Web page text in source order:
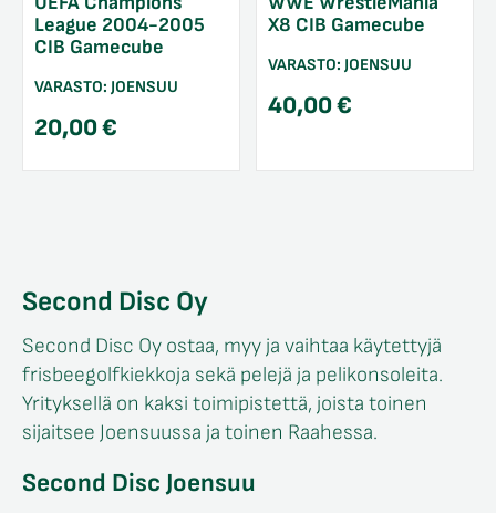
League 2004-2005
CIB Gamecube
VARASTO: JOENSUU
20,00€
X8 CIB Gamecube
VARASTO: JOENSUU
40,00€
Second Disc Oy
Second Disc Oy ostaa, myy ja vaihtaa käytettyjä
frisbeegolfkiekkoja sekä pelejä ja pelikonsoleita.
Yrityksellä on kaksi toimipistettä, joista toinen
sijaitsee Joensuussa ja toinen Raahessa.
Second Disc Joensuu